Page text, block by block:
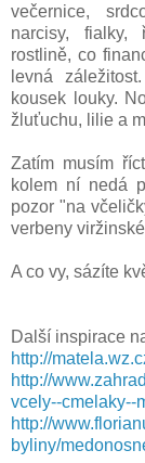
večernice,
narcisy, fialky,
rostlině, co
levná
kousek louky.
žluťuchu, lilie a
Zatím musím
kolem ní nedá
pozor "na
verbeny
A co vy, sázíte
Další inspirace
http://
http://
vcely--cmelaky--
http://
byliny/